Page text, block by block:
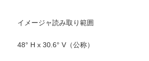
イメージャ読み取り範囲
48° H x 30.6° V（公称）